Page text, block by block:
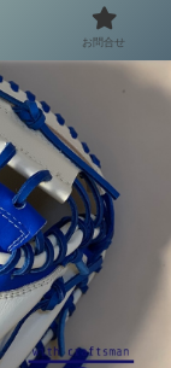
お問合せ